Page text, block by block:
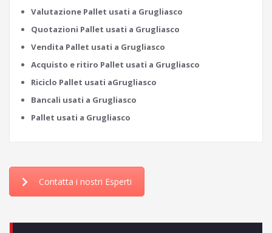
Valutazione Pallet usati a Grugliasco
Quotazioni Pallet usati a Grugliasco
Vendita Pallet usati a Grugliasco
Acquisto e ritiro Pallet usati a Grugliasco
Riciclo Pallet usati aGrugliasco
Bancali usati a Grugliasco
Pallet usati a Grugliasco
Contatta i nostri Esperti